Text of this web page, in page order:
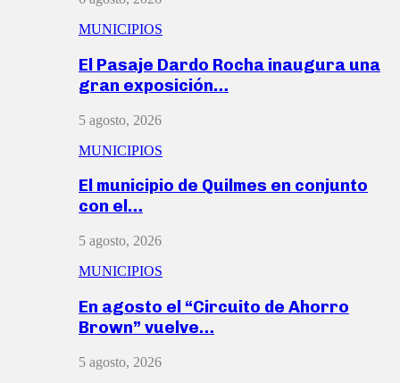
MUNICIPIOS
El Pasaje Dardo Rocha inaugura una
gran exposición…
5 agosto, 2026
MUNICIPIOS
El municipio de Quilmes en conjunto
con el…
5 agosto, 2026
MUNICIPIOS
En agosto el “Circuito de Ahorro
Brown” vuelve…
5 agosto, 2026